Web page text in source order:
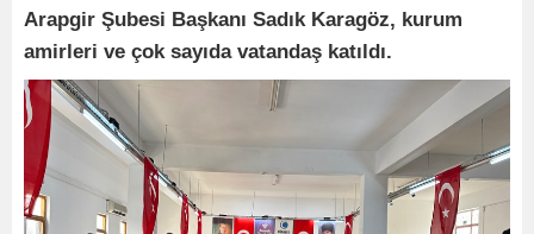
Arapgir Şubesi Başkanı Sadık Karagöz, kurum
amirleri ve çok sayıda vatandaş katıldı.